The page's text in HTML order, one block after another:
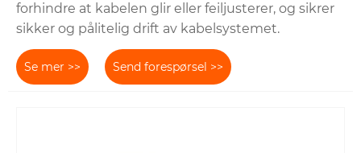
forhindre at kabelen glir eller feiljusterer, og sikrer
sikker og pålitelig drift av kabelsystemet.
Se mer >> Send forespørsel >>